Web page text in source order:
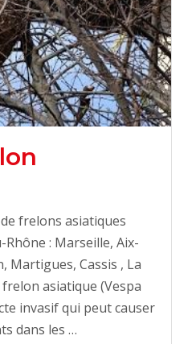
frelons asiatiques
: Marseille, Aix-
Martigues, Cassis , La
asiatique (Vespa
invasif qui peut causer
dans les …